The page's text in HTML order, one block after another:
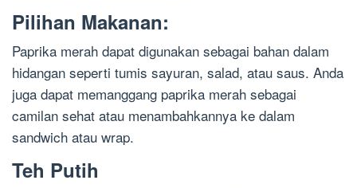
Pilihan Makanan:
Paprika merah dapat digunakan sebagai bahan dalam
hidangan seperti tumis sayuran, salad, atau saus. Anda
juga dapat memanggang paprika merah sebagai
camilan sehat atau menambahkannya ke dalam
sandwich atau wrap.
Teh Putih